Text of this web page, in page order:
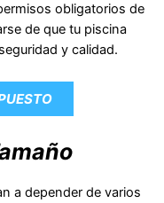
obligatorios de
de que tu piscina
y calidad.
a depender de varios